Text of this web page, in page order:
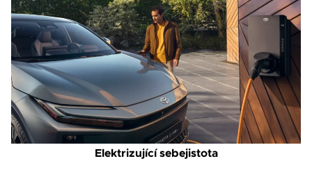
Elektrizující sebejistota